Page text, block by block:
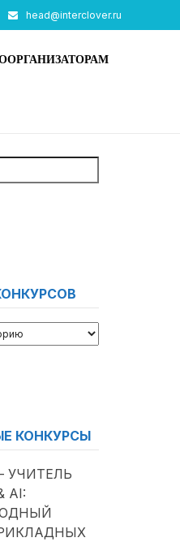
head@interclover.ru
КОНКУРСЫ
УЧИТЕЛЬ
AI: